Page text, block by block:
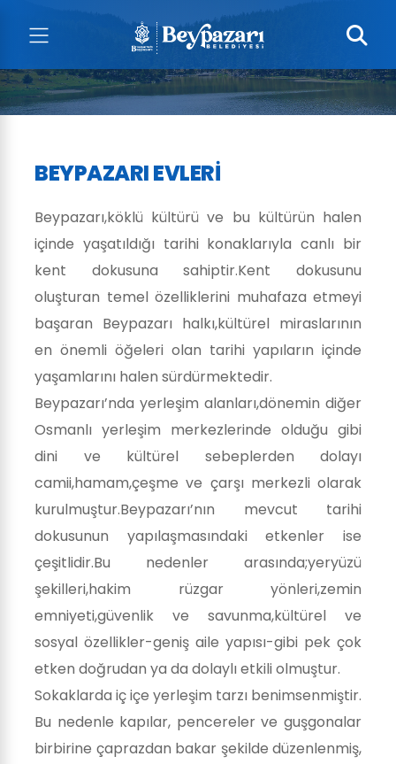
BEYPAZARI EVLERI
Beypazarı,köklü kültürü ve bu kültürün halen
içinde yaşatıldığı tarihi konaklarıyla canlı bir
kent dokusuna sahiptir.Kent dokusunu
oluşturan temel özelliklerini muhafaza etmeyi
başaran Beypazarı halkı,kültürel miraslarının
en önemli öğeleri olan tarihi yapıların içinde
yaşamlarını halen sürdürmektedir.
Beypazarı’nda yerleşim alanları,dönemin diğer
Osmanlı yerleşim merkezlerinde olduğu gibi
dini ve kültürel sebeplerden dolayı
camii,hamam,çeşme ve çarşı merkezli olarak
kurulmuştur.Beypazarı’nın mevcut tarihi
dokusunun yapılaşmasındaki etkenler ise
çeşitlidir.Bu nedenler arasında;yeryüzü
şekilleri,hakim rüzgar yönleri,zemin
emniyeti,güvenlik ve savunma,kültürel ve
sosyal özellikler-geniş aile yapısı-gibi pek çok
etken doğrudan ya da dolaylı etkili olmuştur.
Sokaklarda iç içe yerleşim tarzı benimsenmiştir.
Bu nedenle kapılar, pencereler ve guşgonalar
birbirine çaprazdan bakar şekilde düzenlenmiş,